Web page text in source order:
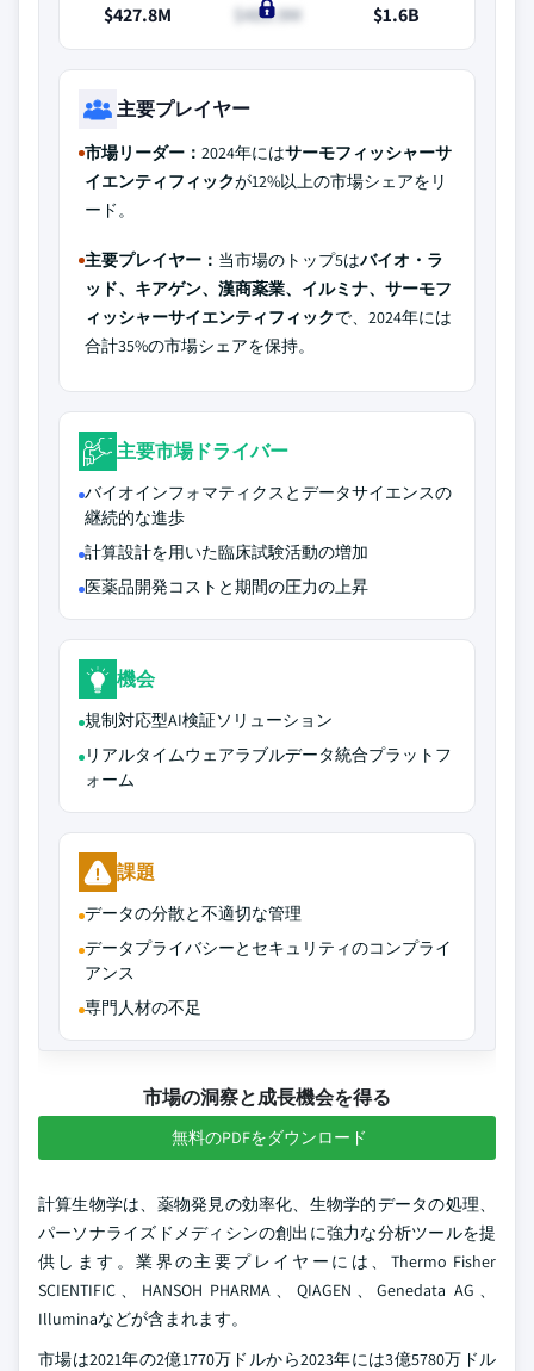
$427.8M
$489.9M
$1.6B
主要プレイヤー
市場リーダー： 2024年にはサーモフィッシャーサ
イエンティフィックが12%以上の市場シェアをリ
ード。
主要プレイヤー： 当市場のトップ5はバイオ・ラ
ッド、キアゲン、漢商薬業、イルミナ、サーモフ
ィッシャーサイエンティフィックで、2024年には
合計35%の市場シェアを保持。
主要市場ドライバー
バイオインフォマティクスとデータサイエンスの
継続的な進歩
計算設計を用いた臨床試験活動の増加
医薬品開発コストと期間の圧力の上昇
機会
規制対応型AI検証ソリューション
リアルタイムウェアラブルデータ統合プラットフ
ォーム
課題
データの分散と不適切な管理
データプライバシーとセキュリティのコンプライ
アンス
専門人材の不足
市場の洞察と成長機会を得る
無料のPDFをダウンロード
計算生物学は、薬物発見の効率化、生物学的データの処理、
パーソナライズドメディシンの創出に強力な分析ツールを提
供します。業界の主要プレイヤーには、Thermo Fisher
SCIENTIFIC、HANSOH PHARMA、QIAGEN、Genedata AG、
Illuminaなどが含まれます。
市場は2021年の2億1770万ドルから2023年には3億5780万ドル